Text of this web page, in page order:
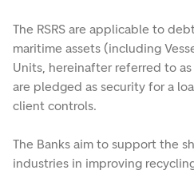
The RSRS are applicable to
maritime assets (including
Units, hereinafter referred to as
are pledged as security for a
client controls.
The Banks aim to support the
industries in improving